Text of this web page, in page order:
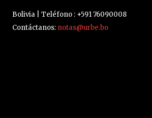
Bolivia | Teléfono : +591 76090008
Contáctanos: notas@urbe.bo